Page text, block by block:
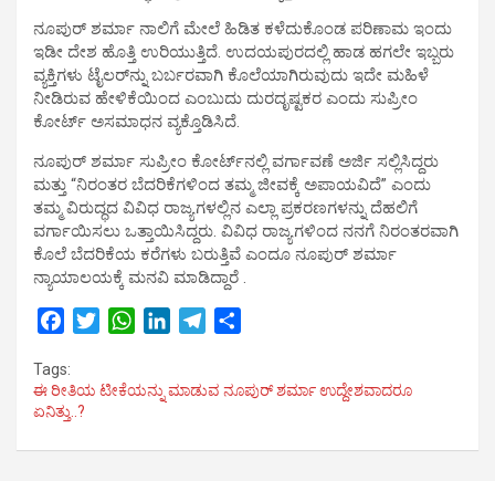
ನೂಪುರ್​ ಶರ್ಮಾ ನಾಲಿಗೆ ಮೇಲೆ ಹಿಡಿತ ಕಳೆದುಕೊಂಡ ಪರಿಣಾಮ ಇಂದು
ಇಡೀ ದೇಶ ಹೊತ್ತಿ ಉರಿಯುತ್ತಿದೆ. ಉದಯಪುರದಲ್ಲಿ ಹಾಡ ಹಗಲೇ ಇಬ್ಬರು
ವ್ಯಕ್ತಿಗಳು ಟೈಲರ್​ನ್ನು ಬರ್ಬರವಾಗಿ ಕೊಲೆಯಾಗಿರುವುದು ಇದೇ ಮಹಿಳೆ
ನೀಡಿರುವ ಹೇಳಿಕೆಯಿಂದ ಎಂಬುದು ದುರದೃಷ್ಟಕರ ಎಂದು ಸುಪ್ರೀಂ
ಕೋರ್ಟ್ ಅಸಮಾಧನ ವ್ಯಕ್ತೊಡಿಸಿದೆ.
ನೂಪುರ್ ಶರ್ಮಾ ಸುಪ್ರೀಂ ಕೋರ್ಟ್‌ನಲ್ಲಿ ವರ್ಗಾವಣೆ ಅರ್ಜಿ ಸಲ್ಲಿಸಿದ್ದರು
ಮತ್ತು “ನಿರಂತರ ಬೆದರಿಕೆಗಳಿಂದ ತಮ್ಮ ಜೀವಕ್ಕೆ ಅಪಾಯವಿದೆ” ಎಂದು
ತಮ್ಮ ವಿರುದ್ಧದ ವಿವಿಧ ರಾಜ್ಯಗಳಲ್ಲಿನ ಎಲ್ಲಾ ಪ್ರಕರಣಗಳನ್ನು ದೆಹಲಿಗೆ
ವರ್ಗಾಯಿಸಲು ಒತ್ತಾಯಿಸಿದ್ದರು. ವಿವಿಧ ರಾಜ್ಯಗಳಿಂದ ನನಗೆ ನಿರಂತರವಾಗಿ
ಕೊಲೆ ಬೆದರಿಕೆಯ ಕರೆಗಳು ಬರುತ್ತಿವೆ ಎಂದೂ ನೂಪುರ್​ ಶರ್ಮಾ
ನ್ಯಾಯಾಲಯಕ್ಕೆ ಮನವಿ ಮಾಡಿದ್ದಾರೆ .
c
e
b
o
t
e
W
t
A
k
d
e
r
r
Tags:
ಈ ರೀತಿಯ ಟೀಕೆಯನ್ನು ಮಾಡುವ ನೂಪುರ್​ ಶರ್ಮಾ ಉದ್ದೇಶವಾದರೂ
ಏನಿತ್ತು..?